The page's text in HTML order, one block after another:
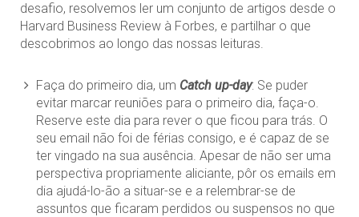
desafio, resolvemos ler um conjunto de artigos desde o
Harvard Business Review à Forbes, e partilhar o que
descobrimos ao longo das nossas leituras.
Faça do primeiro dia, um Catch up-day: Se puder
evitar marcar reuniões para o primeiro dia, faça-o.
Reserve este dia para rever o que ficou para trás. O
seu email não foi de férias consigo, e é capaz de se
ter vingado na sua ausência. Apesar de não ser uma
perspectiva propriamente aliciante, pôr os emails em
dia ajudá-lo-ão a situar-se e a relembrar-se de
assuntos que ficaram perdidos ou suspensos no que